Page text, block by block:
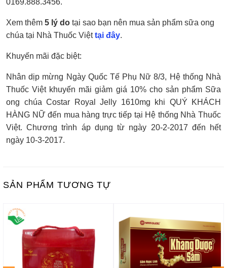
0169.888.3456.
Xem thêm 5 lý do tại sao bạn nên mua sản phẩm sữa ong
chúa tại Nhà Thuốc Việttại đây.
Khuyến mãi đặc biệt:
Nhân dịp mừng Ngày Quốc Tế Phụ Nữ 8/3, Hệ thống Nhà
Thuốc Việt khuyến mãi giảm giá 10% cho sản phẩm Sữa
ong chúa Costar Royal Jelly 1610mg khi QUÝ KHÁCH
HÀNG NỮ đến mua hàng trực tiếp tại Hệ thống Nhà Thuốc
Việt. Chương trình áp dụng từ ngày 20-2-2017 đến hết
ngày 10-3-2017.
SẢN PHẨM TƯƠNG TỰ